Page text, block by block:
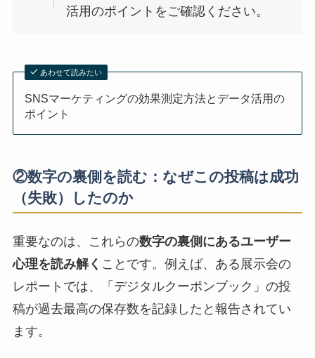
活用のポイントをご確認ください。
あわせて読みたい
SNSマーケティングの効果測定方法とデータ活用の
ポイント
②数字の裏側を読む：なぜこの投稿は成功
（失敗）したのか
重要なのは、これらの数字の裏側にあるユーザー
心理を読み解く ことです。例えば、ある展示会の
レポートでは、「デジタルクーポンブック」の投
稿が過去最高の保存数を記録したと報告されてい
ます。